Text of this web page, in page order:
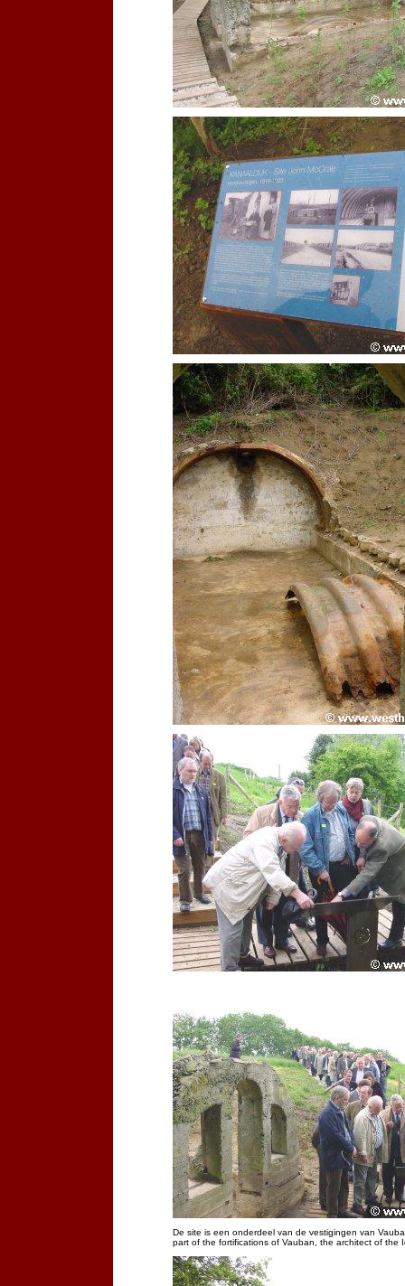
De site is een onderdeel van de vestigingen van
part of the fortifications of Vauban, the architect of the